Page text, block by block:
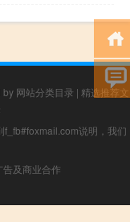
by 网站分类目录 | 精选推荐文
f_fb#foxmail.com说明，我们
及商业合作